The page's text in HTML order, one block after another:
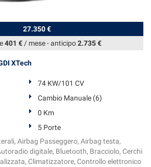
27.350 €
401 €/ mese-anticipo2.735 €
XTech
74 KW/101 CV
Cambio Manuale (6)
0 Km
5 Porte
Airbag Passeggero, Airbag testa,
digitale, Bluetooth, Bracciolo, Cerchi
Climatizzatore, Controllo elettronico